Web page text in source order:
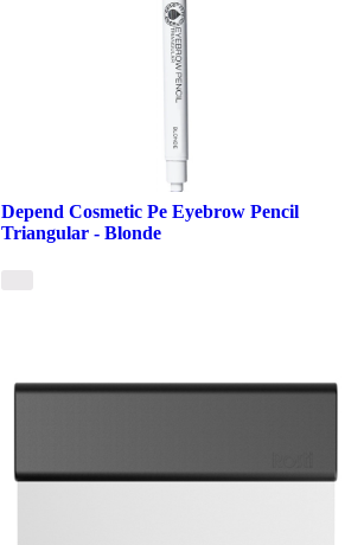
Depend Cosmetic Pe Eyebrow Pencil
Triangular - Blonde